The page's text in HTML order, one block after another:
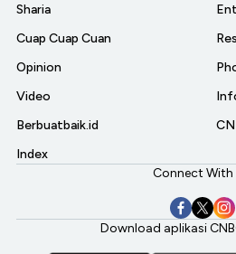
Sharia
Cuap Cuap Cuan
Opinion
Video
Berbuatbaik.id
Index
Connect With
Download aplikasi